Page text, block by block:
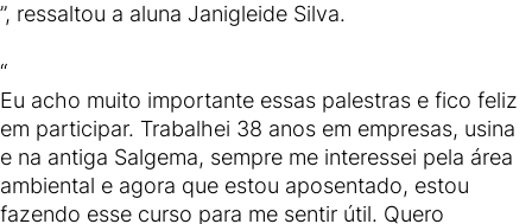
”, ressaltou a aluna Janigleide Silva.
“
Eu acho muito importante essas palestras e fico feliz
em participar. Trabalhei 38 anos em empresas, usina
e na antiga Salgema, sempre me interessei pela área
ambiental e agora que estou aposentado, estou
fazendo esse curso para me sentir útil. Quero